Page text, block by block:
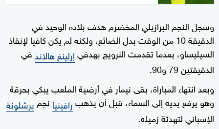
وسجل النجم البرازيلي المخضرم هدف بلاده الوحيد في
الدقيقة 10 من الوقت بدل الضائع، ولكنه لم يكن كافيا لإنقاذ
السيليساو، بعدما تقدمت النرويج بهدفيإرلينغ هالاندفي
الدقيقتين 79 و90.
وبعد انتهاء المباراة، بقى نيمار في أرضية الملعب يبكي بحرقة
وهو يرفع يديه إلى السماء، قبل أن يذهبرافينيا نجمبرشلونة
الإسباني لتهدئة زميله.